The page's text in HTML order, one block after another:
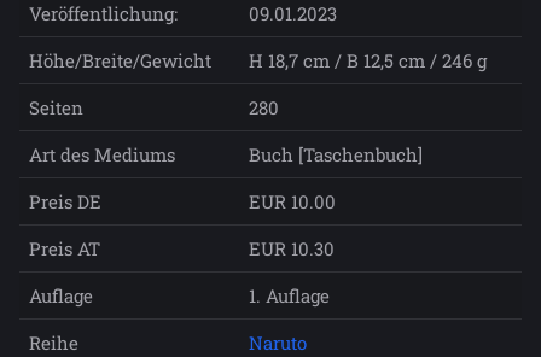
Veröffentlichung:
09.01.2023
Höhe/Breite/Gewicht
H 18,7 cm / B 12,5 cm / 246 g
Seiten
280
Art des Mediums
Buch [Taschenbuch]
Preis DE
EUR 10.00
Preis AT
EUR 10.30
Auflage
1. Auflage
Reihe
Naruto